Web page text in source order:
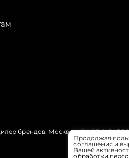
брендов: Москвич, OMODA,
Продолжая
соглашения и
Вашей
обработки